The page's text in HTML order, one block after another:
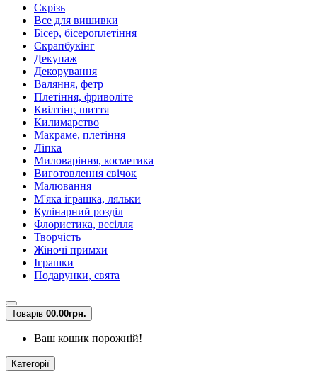
Скрізь
Все для вишивки
Бісер, бісероплетіння
Скрапбукінг
Декупаж
Декорування
Валяння, фетр
Плетіння, фриволіте
Квілтінг, шиття
Килимарство
Макраме, плетіння
Ліпка
Миловаріння, косметика
Виготовлення свічок
Малювання
М'яка іграшка, ляльки
Кулінарний розділ
Флористика, весілля
Творчість
Жіночі примхи
Іграшки
Подарунки, свята
Товарів 00.00грн.
Ваш кошик порожній!
Категорії